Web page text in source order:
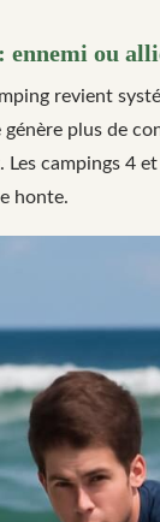
ou
revient
plus de
campings 4
honte.